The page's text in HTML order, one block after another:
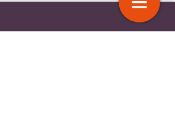
Virtual reality voor